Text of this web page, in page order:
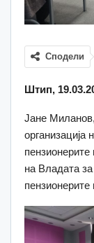
Сподели
Штип,
Јане
пензионерите
на Владата